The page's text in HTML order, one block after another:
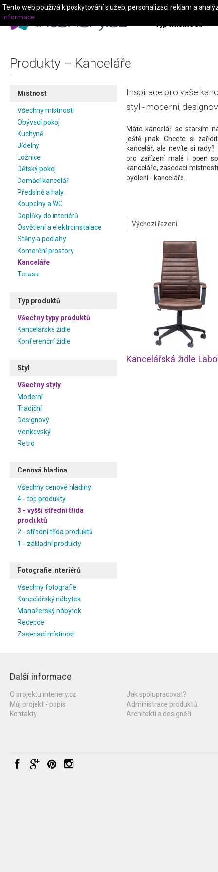
Typ místnosti
Produkty – Kanceláře
Místnost
Všechny místnosti
Obývací pokoj
Kuchyně
Jídelny
Ložnice
Dětský pokoj
Domácí kancelář
Předsíně a haly
Koupelny a WC
Doplňky do interiérů
Osvětlení a elektroinstalace
Stěny a podlahy
Komerční prostory
Kanceláře
Terasa
Typ produktů
Všechny typy produktů
Kancelářské židle
Konferenční židle
Styl
Všechny styly
Moderní
Tradiční
Designový
Venkovský
Retro
Cenová hladina
Všechny cenové hladiny
4 - top produkty
3 - vyšší střední třída
produktů
2 - střední třída produktů
1 - základní produkty
Fotografie interiérů
Všechny fotografie
Kancelářský nábytek
Manažerský nábytek
Recepce
Zasedací místnost
Inspirace pro vaše
styl - moderní,
Máte kancelář se starším
ještě jinak. Chcete si
kancelář, ale nevíte si
pro zařízení malé i open
kanceláře, zasedací
bydlení - kanceláře.
Další informace
O projektu interiery.cz
Můj projekt - popis
Kontakty
Jak spolupracovat?
Administrace produktů
Architekti a designéři
Tento web používá k poskytování služeb, personalizaci reklam a
informace